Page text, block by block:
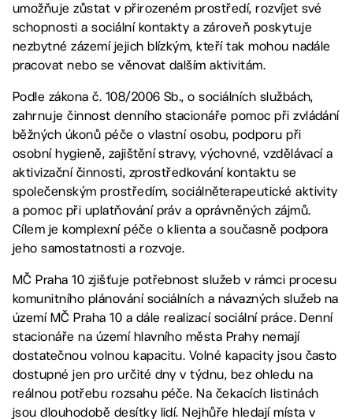
umožňuje zůstat v přirozeném prostředí, rozvíjet své
schopnosti a sociální kontakty a zároveň poskytuje
nezbytné zázemí jejich blízkým, kteří tak mohou nadále
pracovat nebo se věnovat dalším aktivitám.
Podle zákona č. 108/2006 Sb., o sociálních službách,
zahrnuje činnost denního stacionáře pomoc při zvládání
běžných úkonů péče o vlastní osobu, podporu při
osobní hygieně, zajištění stravy, výchovné, vzdělávací a
aktivizační činnosti, zprostředkování kontaktu se
společenským prostředím, sociálněterapeutické aktivity
a pomoc při uplatňování práv a oprávněných zájmů.
Cílem je komplexní péče o klienta a současně podpora
jeho samostatnosti a rozvoje.
MČ Praha 10 zjišťuje potřebnost služeb v rámci procesu
komunitního plánování sociálních a návazných služeb na
území MČ Praha 10 a dále realizací sociální práce. Denní
stacionáře na území hlavního města Prahy nemají
dostatečnou volnou kapacitu. Volné kapacity jsou často
dostupné jen pro určité dny v týdnu, bez ohledu na
reálnou potřebu rozsahu péče. Na čekacích listinách
jsou dlouhodobě desítky lidí. Nejhůře hledají místa v